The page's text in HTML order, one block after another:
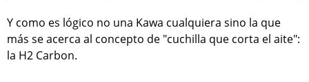
Y como es lógico no una Kawa cualquiera sino la que
más se acerca al concepto de "cuchilla que corta el aite":
la H2 Carbon.